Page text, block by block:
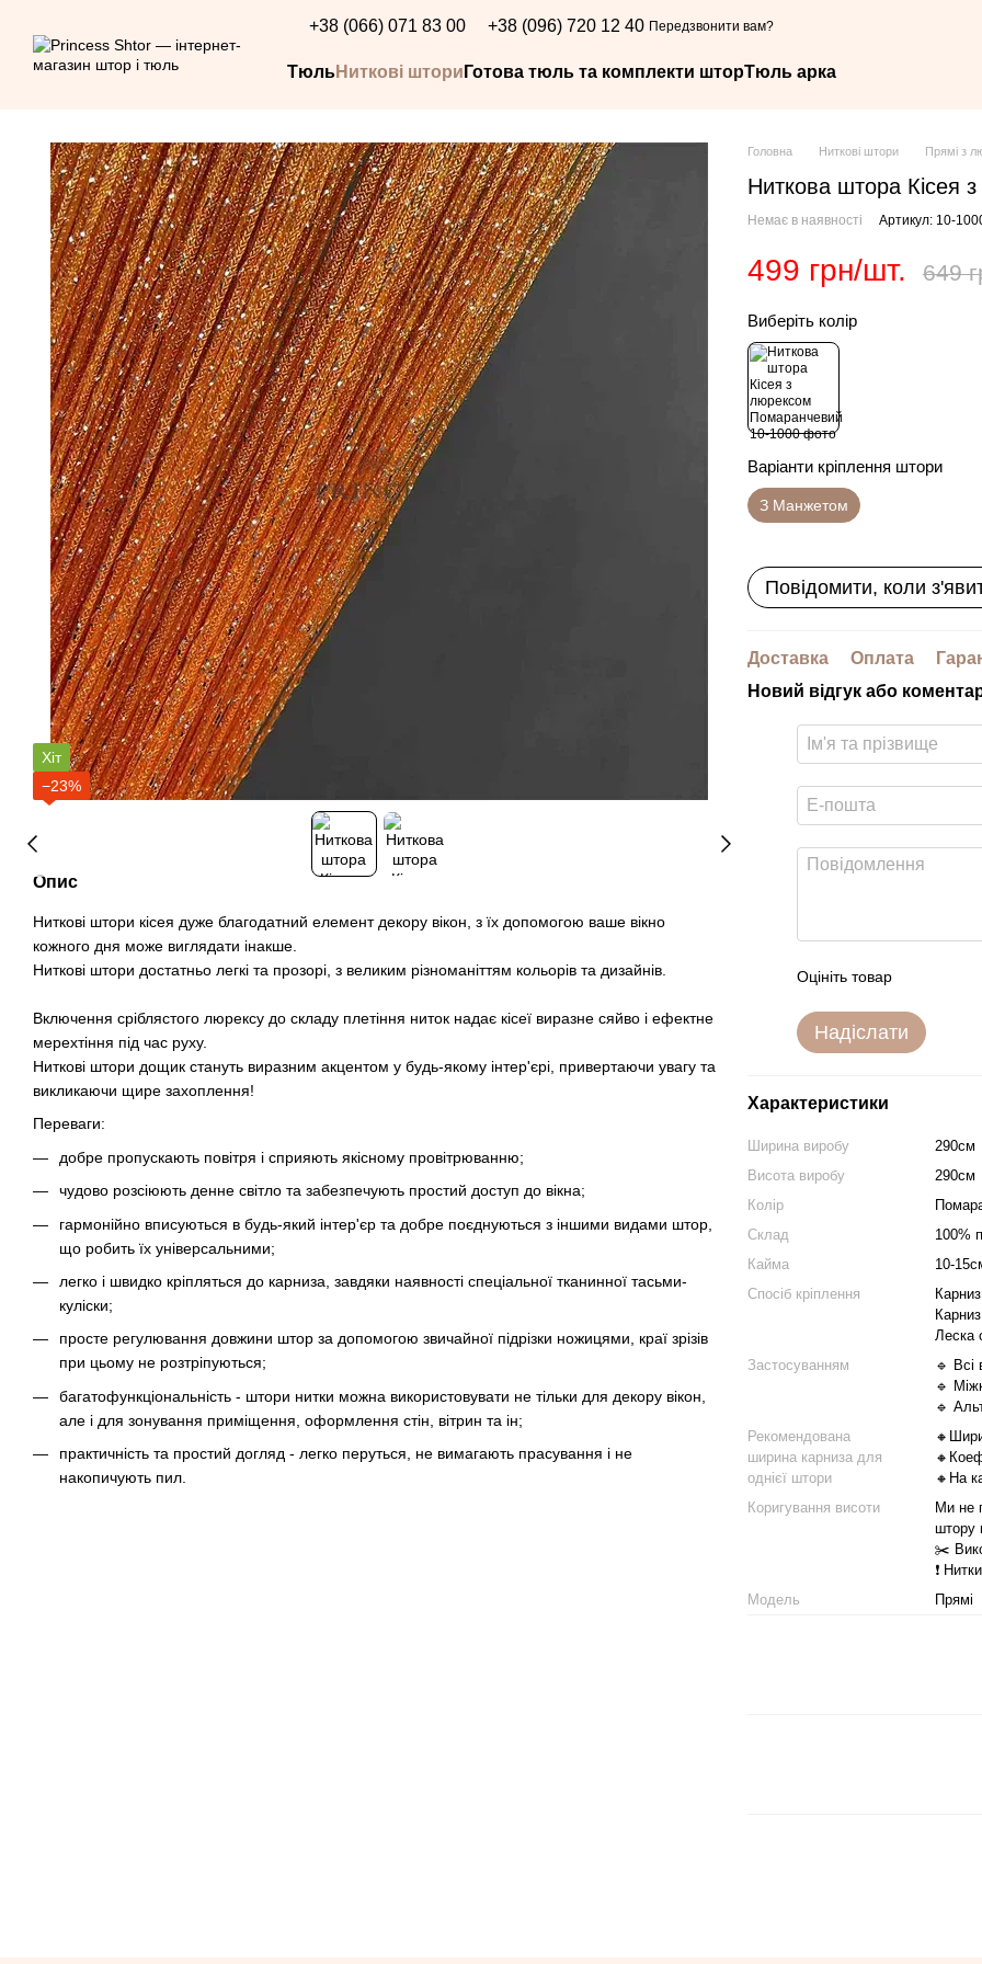
+38 (066) 071 83 00 +38 (096) 720 12 40 Передзвонити вам?
ТюльНиткові штори Готова тюль та комплекти шторТюль арка
Хіт
−23%
Опис
Ниткові штори кісея дуже благодатний елемент декору вікон, з їх допомогою ваше вікно
кожного дня може виглядати інакше.
Ниткові штори достатньо легкі та прозорі, з великим різноманіттям кольорів та дизайнів.
Включення сріблястого люрексу до складу плетіння ниток надає кісеї виразне сяйво і ефектне
мерехтіння під час руху.
Ниткові штори дощик стануть виразним акцентом у будь-якому інтер'єрі, привертаючи увагу та
викликаючи щире захоплення!
Переваги:
добре пропускають повітря і сприяють якісному провітрюванню;
чудово розсіюють денне світло та забезпечують простий доступ до вікна;
гармонійно вписуються в будь-який інтер'єр та добре поєднуються з іншими видами штор,
що робить їх універсальними;
легко і швидко кріпляться до карниза, завдяки наявності спеціальної тканинної тасьми-
куліски;
просте регулювання довжини штор за допомогою звичайної підрізки ножицями, краї зрізів
при цьому не розтріпуються;
багатофункціональність - штори нитки можна використовувати не тільки для декору вікон,
але і для зонування приміщення, оформлення стін, вітрин та ін;
практичність та простий догляд - легко перуться, не вимагають прасування і не
накопичують пил.
Головна Ниткові штори Прямі з
Ниткова штора Кісея
Немає в наявності Артикул: 10-
499 грн/шт. 649
Виберіть колір
Варіанти кріплення штори
З Манжетом
Повідомити, коли
Доставка Оплата
Новий відгук або
Оцініть товар
Надіслати
Характеристики
Ширина виробу
290см
Висота виробу
290см
Колір
Склад
100%
Кайма
10-
Спосіб кріплення
Леска
Застосуванням
🔹 Всі
🔹
🔹
Рекомендована
ширина карниза для
однієї штори
🔸На
Коригування висоти
Ми не
штору
✂️
❗️
Модель
Прямі